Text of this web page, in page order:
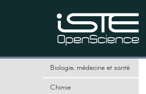
Biologie, médecine et santé
Chimie